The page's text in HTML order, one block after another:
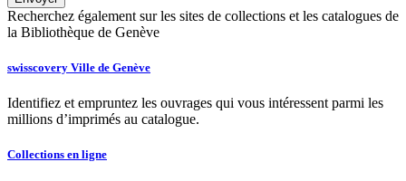
Recherchez également sur les sites de collections et les catalogues de
la Bibliothèque de Genève
swisscovery Ville de Genève
Identifiez et empruntez les ouvrages qui vous intéressent parmi les
millions d’imprimés au catalogue.
Collections en ligne